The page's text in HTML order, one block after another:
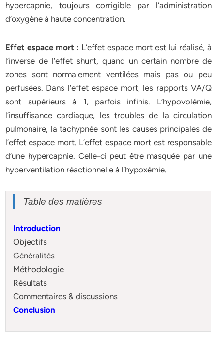
hypercapnie, toujours corrigible par l’administration
d’oxygène à haute concentration.
Effet espace mort : L’effet espace mort est lui réalisé, à
l’inverse de l’effet shunt, quand un certain nombre de
zones sont normalement ventilées mais pas ou peu
perfusées. Dans l’effet espace mort, les rapports VA/Q
sont supérieurs à 1, parfois infinis. L’hypovolémie,
l’insuffisance cardiaque, les troubles de la circulation
pulmonaire, la tachypnée sont les causes principales de
l’effet espace mort. L’effet espace mort est responsable
d’une hypercapnie. Celle-ci peut être masquée par une
hyperventilation réactionnelle à l’hypoxémie.
Table des matières
Introduction
Objectifs
Généralités
Méthodologie
Résultats
Commentaires & discussions
Conclusion